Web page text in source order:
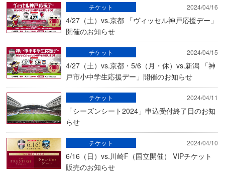
2024/04/16
4/27（土）vs.京都 「ヴィッセル神戸応援デー」
開催のお知らせ
チケット
2024/04/15
4/27（土）vs.京都・5/6（月・休）vs.新潟 「神
戸市小中学生応援デー」開催のお知らせ
チケット
2024/04/11
「シーズンシート2024」申込受付終了日のお知
らせ
チケット
2024/04/10
6/16（日）vs.川崎F（国立開催） VIPチケット
販売のお知らせ
チケット